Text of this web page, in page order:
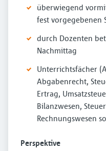
überwiegend
fest vorgegebenen
durch Dozenten
Nachmittag
Unterrichtsfächer
Abgabenrecht,
Ertrag,
Bilanzwesen,
Rechnungswesen
Perspektive